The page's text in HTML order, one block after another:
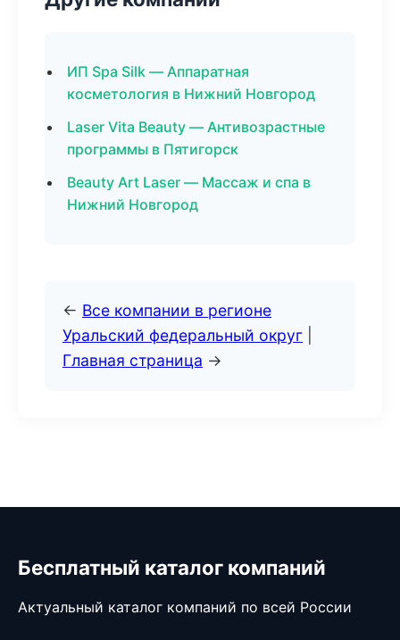
ИП Spa Silk — Аппаратная
косметология в Нижний Новгород
Laser Vita Beauty — Антивозрастные
программы в Пятигорск
Beauty Art Laser — Массаж и спа в
Нижний Новгород
← Все компании в регионе
Уральский федеральный округ
Главная страница →
Бесплатный каталог компаний
Актуальный каталог компаний по всей России